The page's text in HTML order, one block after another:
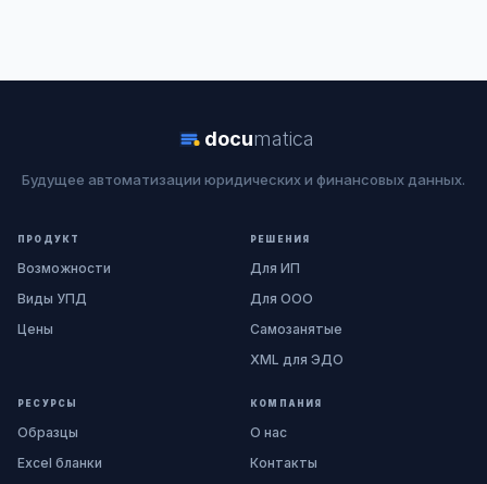
documatica
Будущее автоматизации юридических и финансовых данных.
ПРОДУКТ
Возможности
Виды УПД
Цены
РЕШЕНИЯ
Для ИП
Для ООО
Самозанятые
XML для ЭДО
РЕСУРСЫ
Образцы
Excel бланки
КОМПАНИЯ
О нас
Контакты